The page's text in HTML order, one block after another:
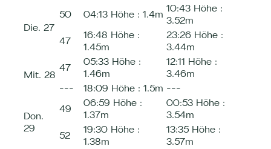
Die. 27
50 04:13 Höhe : 1.4m 10:43 Höhe :
3.52m
47
16:48 Höhe :
1.45m
23:26 Höhe :
3.44m
Mit. 28
47 05:33 Höhe :
1.46m
12:11 Höhe :
3.46m
---
18:09 Höhe : 1.5m ---
Don.
29
49 06:59 Höhe :
1.37m
00:53 Höhe :
3.54m
52
19:30 Höhe :
1.38m
13:35 Höhe :
3.57m